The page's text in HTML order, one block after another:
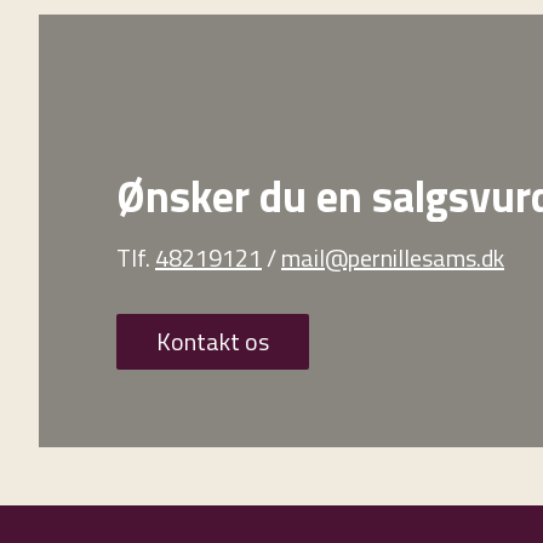
Ønsker du en
Tlf.48219121 /mail@pernillesams.dk
Kontakt os